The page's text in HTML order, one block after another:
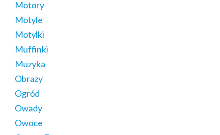
Motory
Motyle
Motylki
Muffinki
Muzyka
Obrazy
Ogród
Owady
Owoce